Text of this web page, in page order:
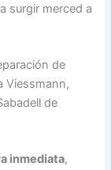
surgir merced a
de
Viessmann,
de
inmediata,